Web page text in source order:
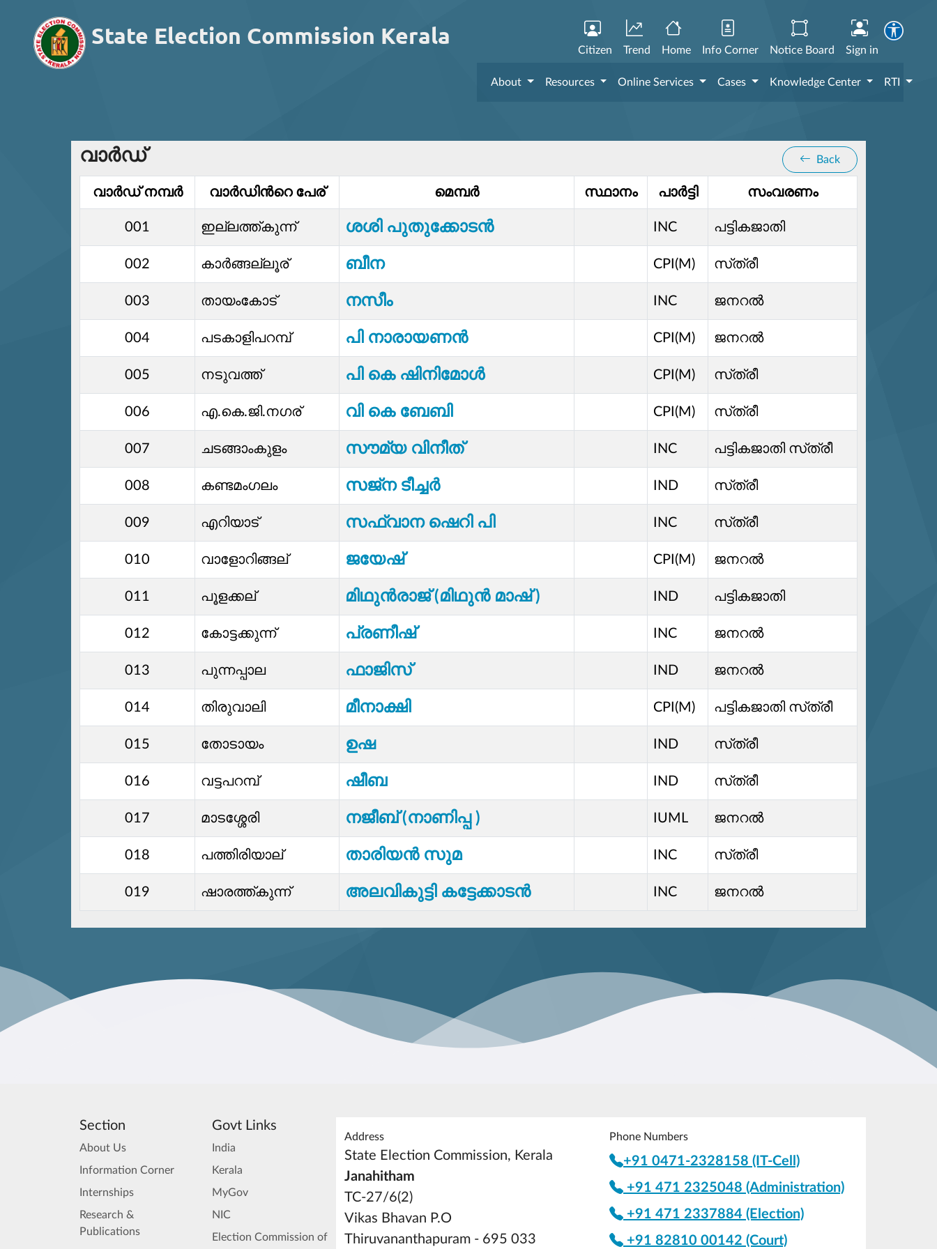
State Election Commission Kerala
Citizen Trend Home Info Corner Notice Board Sign in
About Resources Online Services Cases Knowledge Center RTI
വാര്‍ഡ് Back
വാര്‍ഡ്‌ നമ്പര്‍ വാര്‍ഡിൻറെ പേര് മെമ്പര്‍ സ്ഥാനം പാർട്ടി സംവരണം
001 ഇല്ലത്ത്കുന്ന് ശശി പുതുക്കോടൻ INC പട്ടികജാതി
002 കാര്‍ങ്ങല്ലൂര് ബീന CPI(M) സ്‌ത്രീ
003 തായംകോട് നസീം INC ജനറൽ
004 പടകാളിപറമ്പ് പി നാരായണൻ CPI(M) ജനറൽ
005 നടുവത്ത് പി കെ ഷിനിമോൾ CPI(M) സ്‌ത്രീ
006 എ.കെ.ജി.നഗര് വി കെ ബേബി CPI(M) സ്‌ത്രീ
007 ചടങ്ങാംകുളം സൗമ്യ വിനീത് INC പട്ടികജാതി സ്‌ത്രീ
008 കണ്ടമംഗലം സജ്‌ന ടീച്ചർ IND സ്‌ത്രീ
009 എറിയാട് സഫ്‌വാന ഷെറി പി INC സ്‌ത്രീ
010 വാളോറിങ്ങല് ജയേഷ് CPI(M) ജനറൽ
011 പൂളക്കല് മിഥുന്‍രാജ് (മിഥുൻ മാഷ് ) IND പട്ടികജാതി
012 കോട്ടക്കുന്ന് പ്രണീഷ് INC ജനറൽ
013 പുന്നപ്പാല ഫാജിസ് IND ജനറൽ
014 തിരുവാലി മീനാക്ഷി CPI(M) പട്ടികജാതി സ്‌ത്രീ
015 തോടായം ഉഷ IND സ്‌ത്രീ
016 വട്ടപറമ്പ് ഷീബ IND സ്‌ത്രീ
017 മാടശ്ശേരി നജീബ് (നാണിപ്പ ) IUML ജനറൽ
018 പത്തിരിയാല് താരിയൻ സുമ INC സ്‌ത്രീ
019 ഷാരത്ത്കുന്ന് അലവികുട്ടി കട്ടേക്കാടൻ INC ജനറൽ
Section
About Us
Information Corner
Internships
Research &
Publications
Govt Links
India
Kerala
MyGov
NIC
Election Commission of
Address
State Election Commission, Kerala
Janahitham
TC-27/6(2)
Vikas Bhavan P.O
Thiruvananthapuram - 695 033
Phone Numbers
+91 0471-2328158 (IT-Cell)
+91 471 2325048 (Administration)
+91 471 2337884 (Election)
+91 82810 00142 (Court)